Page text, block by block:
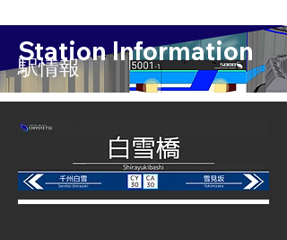
Station Information
​駅情報